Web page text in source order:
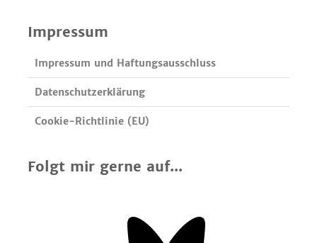
Impressum
Impressum und Haftungsausschluss
Datenschutzerklärung
Cookie-Richtlinie (EU)
Folgt mir gerne auf...